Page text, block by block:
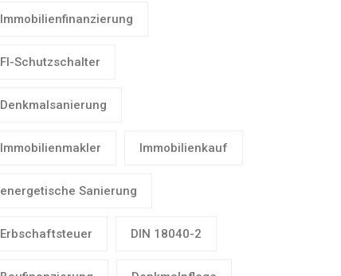
Immobilienfinanzierung
FI-Schutzschalter
Denkmalsanierung
Immobilienmakler Immobilienkauf
energetische Sanierung
Erbschaftsteuer DIN 18040-2